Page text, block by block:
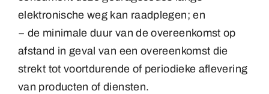
elektronische weg kan raadplegen; en
− de minimale duur van de overeenkomst op
afstand in geval van een overeenkomst die
strekt tot voortdurende of periodieke aflevering
van producten of diensten.